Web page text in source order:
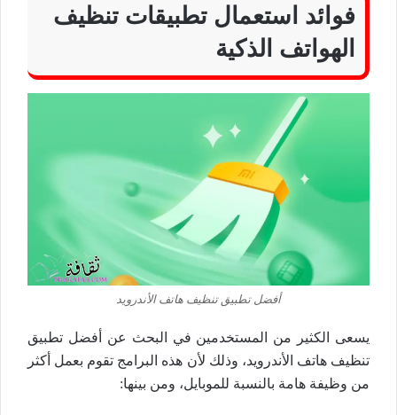
فوائد استعمال تطبيقات تنظيف
الهواتف الذكية
أفضل تطبيق تنظيف هاتف الأندرويد
يسعى الكثير من المستخدمين في البحث عن أفضل تطبيق
تنظيف هاتف الأندرويد، وذلك لأن هذه البرامج تقوم بعمل أكثر
من وظيفة هامة بالنسبة للموبايل، ومن بينها: